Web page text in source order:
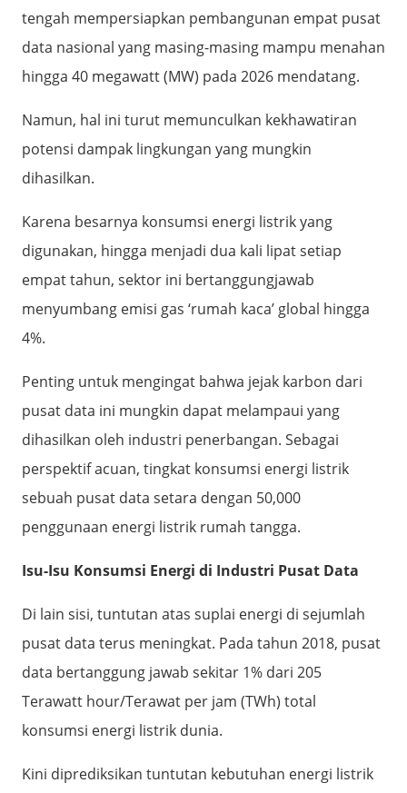
tengah mempersiapkan pembangunan empat pusat
data nasional yang masing-masing mampu menahan
hingga 40 megawatt (MW) pada 2026 mendatang.
Namun, hal ini turut memunculkan kekhawatiran
potensi dampak lingkungan yang mungkin
dihasilkan.
Karena besarnya konsumsi energi listrik yang
digunakan, hingga menjadi dua kali lipat setiap
empat tahun, sektor ini bertanggungjawab
menyumbang emisi gas ‘rumah kaca’ global hingga
4%.
Penting untuk mengingat bahwa jejak karbon dari
pusat data ini mungkin dapat melampaui yang
dihasilkan oleh industri penerbangan. Sebagai
perspektif acuan, tingkat konsumsi energi listrik
sebuah pusat data setara dengan 50,000
penggunaan energi listrik rumah tangga.
Isu-Isu Konsumsi Energi di Industri Pusat Data
Di lain sisi, tuntutan atas suplai energi di sejumlah
pusat data terus meningkat. Pada tahun 2018, pusat
data bertanggung jawab sekitar 1% dari 205
Terawatt hour/Terawat per jam (TWh) total
konsumsi energi listrik dunia.
Kini diprediksikan tuntutan kebutuhan energi listrik